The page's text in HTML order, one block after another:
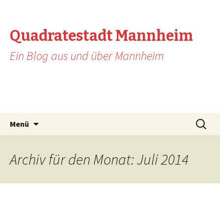
Quadratestadt Mannheim
Ein Blog aus und über Mannheim
Menü
Suche
nach:
Archiv für den Monat: Juli 2014